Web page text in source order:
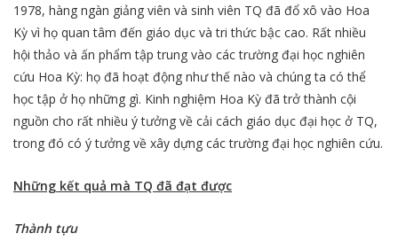
1978, hàng ngàn giảng viên và sinh viên TQ đã đổ xô vào Hoa
Kỳ vì họ quan tâm đến giáo dục và tri thức bậc cao. Rất nhiều
hội thảo và ấn phẩm tập trung vào các trường đại học nghiên
cứu Hoa Kỳ: họ đã hoạt động như thế nào và chúng ta có thể
học tập ở họ những gì. Kinh nghiệm Hoa Kỳ đã trở thành cội
nguồn cho rất nhiều ý tưởng về cải cách giáo dục đại học ở TQ,
trong đó có ý tưởng về xây dựng các trường đại học nghiên cứu.
Những kết quả mà TQ đã đạt được
Thành tựu